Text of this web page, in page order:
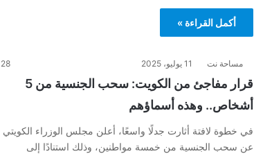
أكمل القراءة »
مساحة نت 11 يوليو، 2025 28
قرار مفاجئ من الكويت: سحب الجنسية من 5
أشخاص.. وهذه أسماؤهم
في خطوة لافتة أثارت جدلًا واسعًا، أعلن مجلس الوزراء الكويتي
عن سحب الجنسية من خمسة مواطنين، وذلك استنادًا إلى